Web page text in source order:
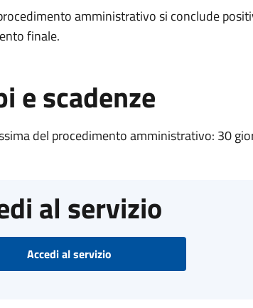
amministrativo si conclude
finale.
e scadenze
del procedimento amministrativo: 30
al servizio
Accedi al servizio